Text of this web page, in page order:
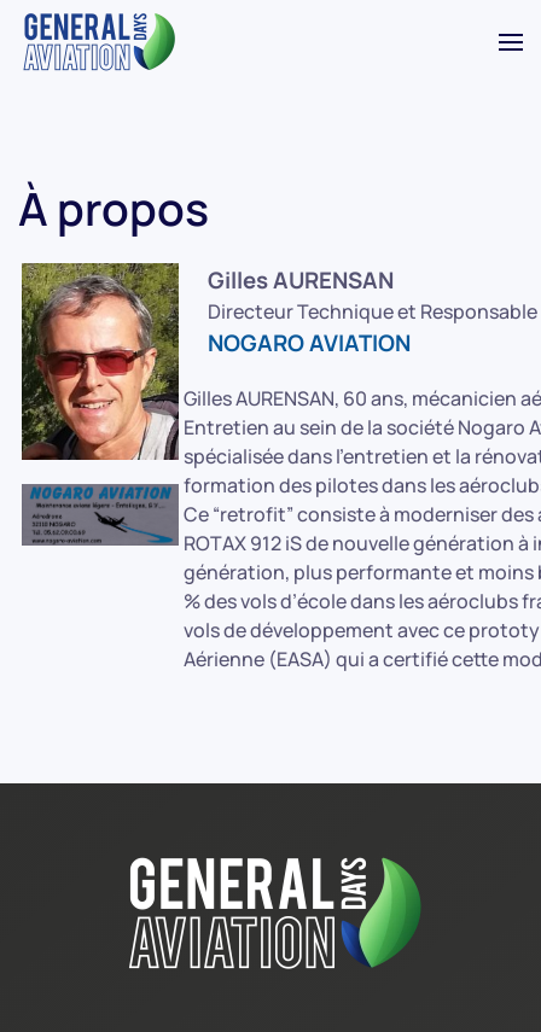
Accéder au contenu principal
À propos
Gilles AURENSAN
Directeur Technique et
NOGARO AVIATION
Gilles AURENSAN, 60 ans,
Entretien au sein de la société Nogaro
spécialisée dans l’entretien et la
formation des pilotes dans les
Ce “retrofit” consiste à moderniser
ROTAX 912 iS de nouvelle génération
génération, plus performante et moins
% des vols d’école dans les aéroclubs
vols de développement avec ce
Aérienne (EASA) qui a certifié cette